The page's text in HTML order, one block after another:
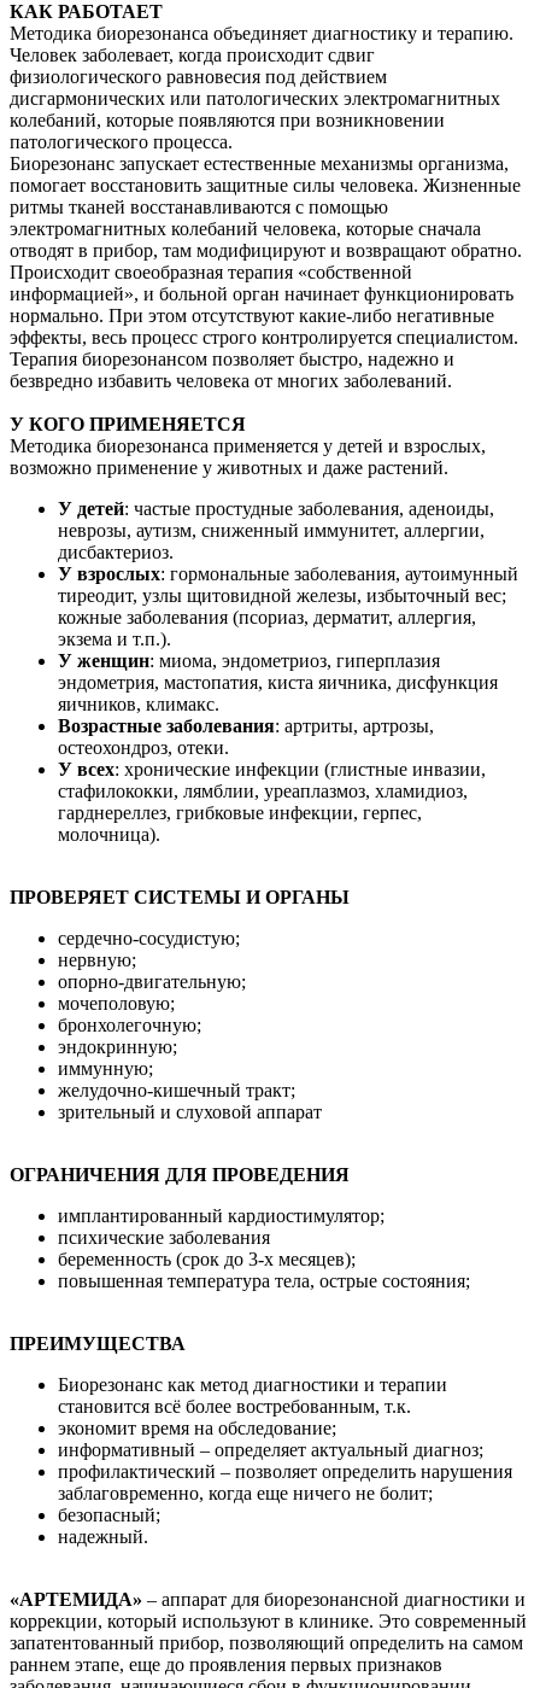
КАК РАБОТАЕТ
Методика биорезонанса объединяет диагностику и терапию.
Человек заболевает, когда происходит сдвиг
физиологического равновесия под действием
дисгармонических или патологических электромагнитных
колебаний, которые появляются при возникновении
патологического процесса.
Биорезонанс запускает естественные механизмы организма,
помогает восстановить защитные силы человека. Жизненные
ритмы тканей восстанавливаются с помощью
электромагнитных колебаний человека, которые сначала
отводят в прибор, там модифицируют и возвращают обратно.
Происходит своеобразная терапия «собственной
информацией», и больной орган начинает функционировать
нормально. При этом отсутствуют какие-либо негативные
эффекты, весь процесс строго контролируется специалистом.
Терапия биорезонансом позволяет быстро, надежно и
безвредно избавить человека от многих заболеваний.
У КОГО ПРИМЕНЯЕТСЯ
Методика биорезонанса применяется у детей и взрослых,
возможно применение у животных и даже растений.
У детей: частые простудные заболевания, аденоиды,
неврозы, аутизм, сниженный иммунитет, аллергии,
дисбактериоз.
У взрослых: гормональные заболевания, аутоимунный
тиреодит, узлы щитовидной железы, избыточный вес;
кожные заболевания (псориаз, дерматит, аллергия,
экзема и т.п.).
У женщин: миома, эндометриоз, гиперплазия
эндометрия, мастопатия, киста яичника, дисфункция
яичников, климакс.
Возрастные заболевания: артриты, артрозы,
остеохондроз, отеки.
У всех: хронические инфекции (глистные инвазии,
стафилококки, лямблии, уреаплазмоз, хламидиоз,
гарднереллез, грибковые инфекции, герпес,
молочница).
ПРОВЕРЯЕТ СИСТЕМЫ И ОРГАНЫ
сердечно-сосудистую;
нервную;
опорно-двигательную;
мочеполовую;
бронхолегочную;
эндокринную;
иммунную;
желудочно-кишечный тракт;
зрительный и слуховой аппарат
ОГРАНИЧЕНИЯ ДЛЯ ПРОВЕДЕНИЯ
имплантированный кардиостимулятор;
психические заболевания
беременность (срок до 3-х месяцев);
повышенная температура тела, острые состояния;
ПРЕИМУЩЕСТВА
Биорезонанс как метод диагностики и терапии
становится всё более востребованным, т.к.
экономит время на обследование;
информативный – определяет актуальный диагноз;
профилактический – позволяет определить нарушения
заблаговременно, когда еще ничего не болит;
безопасный;
надежный.
«АРТЕМИДА» – аппарат для биорезонансной диагностики и
коррекции, который используют в клинике. Это современный
запатентованный прибор, позволяющий определить на самом
раннем этапе, еще до проявления первых признаков